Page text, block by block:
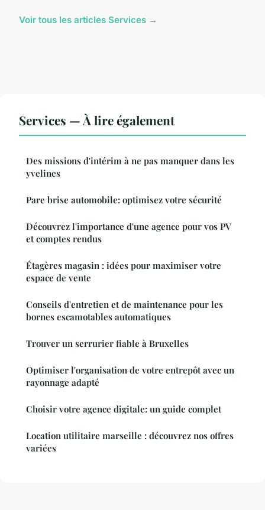
Voir tous les articles Services →
Services — À lire également
Des missions d'intérim à ne pas manquer dans les
yvelines
Pare brise automobile: optimisez votre sécurité
Découvrez l'importance d'une agence pour vos PV
et comptes rendus
Étagères magasin : idées pour maximiser votre
espace de vente
Conseils d'entretien et de maintenance pour les
bornes escamotables automatiques
Trouver un serrurier fiable à Bruxelles
Optimiser l'organisation de votre entrepôt avec un
rayonnage adapté
Choisir votre agence digitale: un guide complet
Location utilitaire marseille : découvrez nos offres
variées